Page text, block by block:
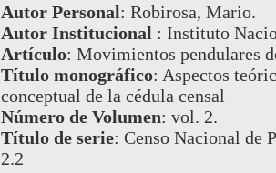
Autor Personal: Robirosa, Mario.
Autor Institucional : Instituto
Artículo: Movimientos pendulares
Título monográfico: Aspectos
conceptual de la cédula censal
Número de Volumen: vol. 2.
Título de serie: Censo Nacional de
2.2